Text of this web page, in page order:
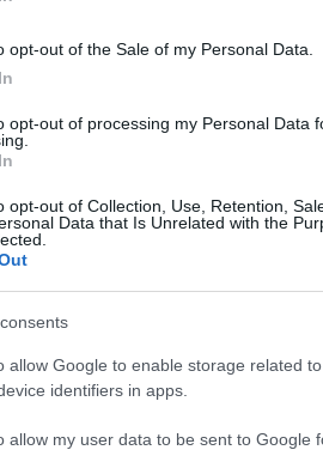
opt-out of the Sale of my Personal Data.
opt-out of processing my Personal Data
opt-out of Collection, Use, Retention,
Data that Is Unrelated with the
allow Google to enable storage related
identifiers in apps.
allow my user data to be sent to Google
Ακολουθήστε το ΠΤΗΣΗ
και μάθετε πρώτοι όλες τις
που δημοσιεύονται στο
απαραίτητα τον ιστότοπο.
Σε αντίθετη περίπτωση θα
το δικαίωμα ελέγχου των